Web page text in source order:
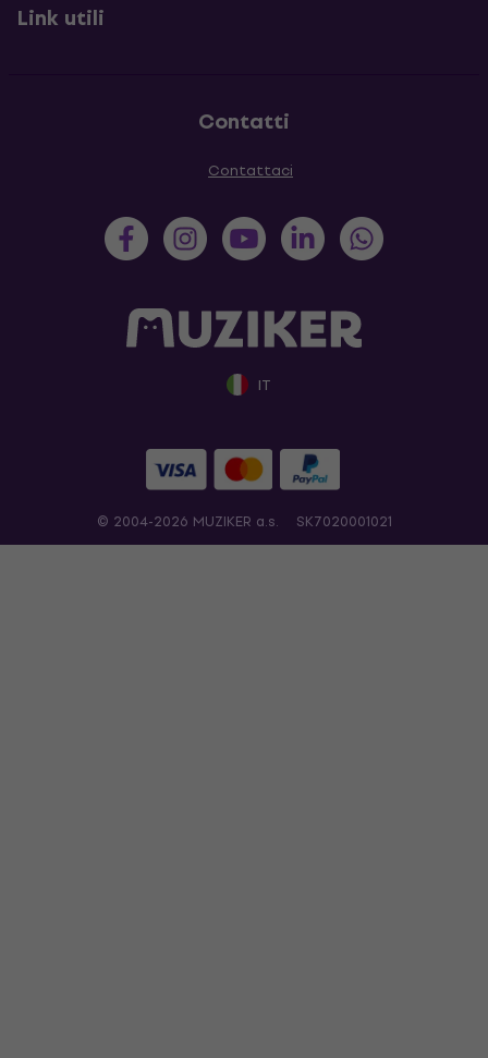
Link utili
Contatti
Contattaci
IT
© 2004-2026 MUZIKER a.s. SK7020001021